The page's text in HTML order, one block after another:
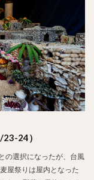
24）
の選択になったが、台風
屋祭りは屋内となった